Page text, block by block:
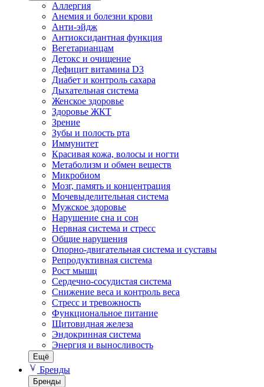
Аллергия
Анемия и болезни крови
Анти-эйдж
Антиоксидантная функция
Вегетарианцам
Детокс и очищение
Дефицит витамина D3
Диабет и контроль сахара
Дыхательная система
Женское здоровье
Здоровье ЖКТ
Зрение
Зубы и полость рта
Иммунитет
Красивая кожа, волосы и ногти
Метаболизм и обмен веществ
Микробиом
Мозг, память и концентрация
Мочевыделительная система
Мужское здоровье
Нарушение сна и сон
Нервная система и стресс
Общие нарушения
Опорно-двигательная система и суставы
Репродуктивная система
Рост мышц
Сердечно-сосудистая система
Снижение веса и контроль веса
Стресс и тревожность
Функциональное питание
Щитовидная железа
Эндокринная система
Энергия и выносливость
Ещё
Бренды
Бренды